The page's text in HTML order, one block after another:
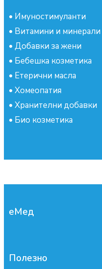
• Имуностимуланти
• Витамини и минерали
• Добавки за жени
• Бебешка козметика
• Етерични масла
• Хомеопатия
• Хранителни добавки
• Био козметика
еМед
Полезно